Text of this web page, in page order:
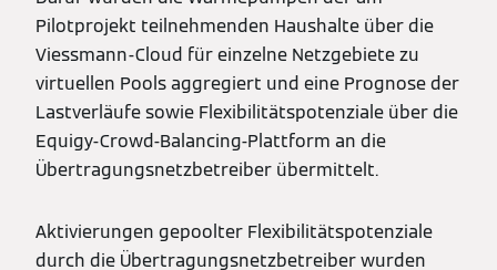
Pilotprojekt teilnehmenden Haushalte über die
Viessmann-Cloud für einzelne Netzgebiete zu
virtuellen Pools aggregiert und eine Prognose der
Lastverläufe sowie Flexibilitätspotenziale über die
Equigy-Crowd-Balancing-Plattform an die
Übertragungsnetzbetreiber übermittelt.
Aktivierungen gepoolter Flexibilitätspotenziale
durch die Übertragungsnetzbetreiber wurden